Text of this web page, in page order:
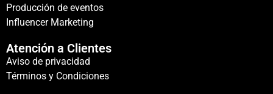
Producción de eventos
Influencer Marketing
Atención a Clientes
Aviso de privacidad
Términos y Condiciones